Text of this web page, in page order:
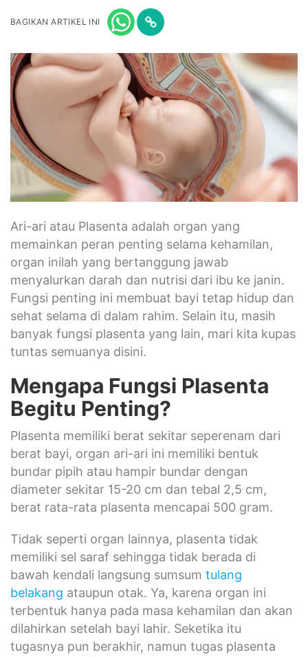
BAGIKAN ARTIKEL INI
Ari-ari atau Plasenta adalah organ yang
memainkan peran penting selama kehamilan,
organ inilah yang bertanggung jawab
menyalurkan darah dan nutrisi dari ibu ke janin.
Fungsi penting ini membuat bayi tetap hidup dan
sehat selama di dalam rahim. Selain itu, masih
banyak fungsi plasenta yang lain, mari kita kupas
tuntas semuanya disini.
Mengapa Fungsi Plasenta
Begitu Penting?
Plasenta memiliki berat sekitar seperenam dari
berat bayi, organ ari-ari ini memiliki bentuk
bundar pipih atau hampir bundar dengan
diameter sekitar 15-20 cm dan tebal 2,5 cm,
berat rata-rata plasenta mencapai 500 gram.
Tidak seperti organ lainnya, plasenta tidak
memiliki sel saraf sehingga tidak berada di
bawah kendali langsung sumsum tulang
belakang ataupun otak. Ya, karena organ ini
terbentuk hanya pada masa kehamilan dan akan
dilahirkan setelah bayi lahir. Seketika itu
tugasnya pun berakhir, namun tugas plasenta